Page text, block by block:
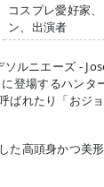
コスプレ愛好家
ン、出演者
ルニエーズ -
登場するハンタ
ばれたり「おジ
た高頭身かつ美